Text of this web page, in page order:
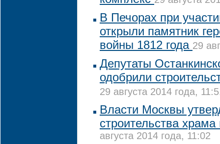
В Печорах при
открыли памятник
войны 1812 года 29
Депутаты
одобрили
29 августа 2014 года,
Власти Москвы
строительства
августа 2014 года, 11:02